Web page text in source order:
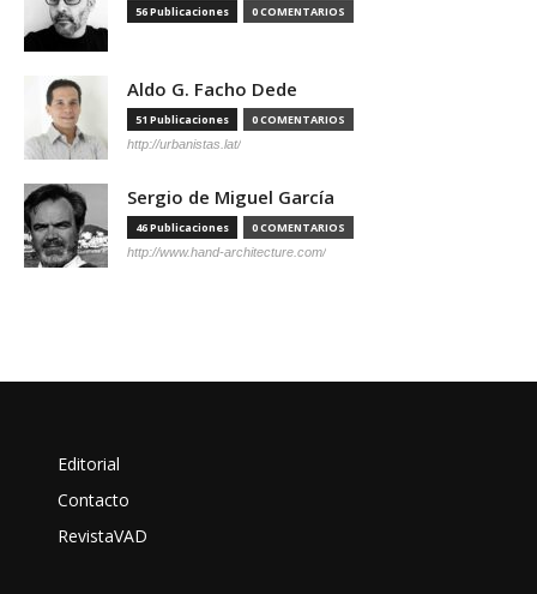
56 Publicaciones 0 COMENTARIOS
Aldo G. Facho Dede
51 Publicaciones 0 COMENTARIOS
http://urbanistas.lat/
Sergio de Miguel García
46 Publicaciones 0 COMENTARIOS
http://www.hand-architecture.com/
Editorial
Contacto
RevistaVAD